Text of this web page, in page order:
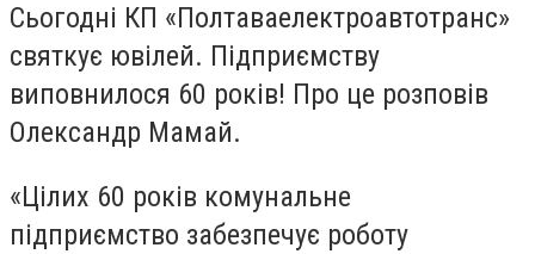
Сьогодні КП «Полтаваелектроавтотранс»
святкує ювілей. Підприємству
виповнилося 60 років! Про це розповів
Олександр Мамай.
«Цілих 60 років комунальне
підприємство забезпечує роботу